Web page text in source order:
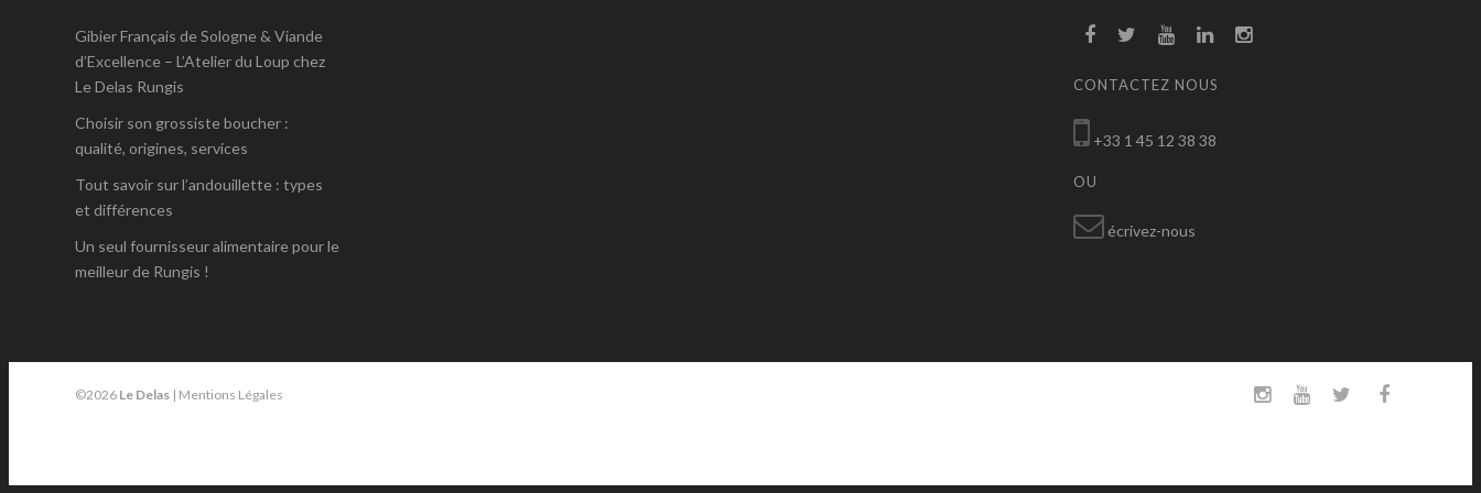
Gibier Français de Sologne & Viande
d’Excellence – L’Atelier du Loup chez
Le Delas Rungis
Choisir son grossiste boucher :
qualité, origines, services
Tout savoir sur l’andouillette : types
et différences
Un seul fournisseur alimentaire pour le
meilleur de Rungis !
CONTACTEZ NOUS
+33 1 45 12 38 38
OU
écrivez-nous
©2026 Le Delas | Mentions Légales